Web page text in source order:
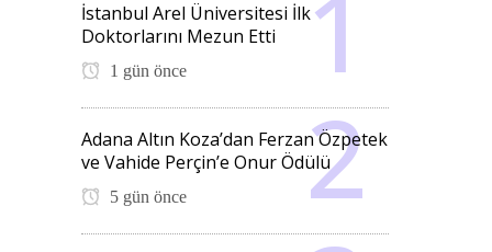
İstanbul Arel Üniversitesi İlk
Doktorlarını Mezun Etti
1 gün önce
Adana Altın Koza’dan Ferzan Özpetek
ve Vahide Perçin’e Onur Ödülü
5 gün önce